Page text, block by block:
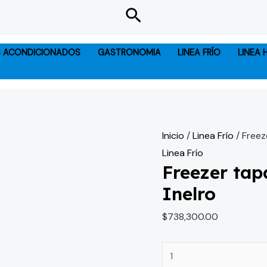
Buscar
ACONDICIONADOS GASTRONOMIA LINEA FRÍO LINEA
Inicio /Linea Frío /
Linea Frío
Freezer
Inelro
$738,300.00
de
-
cantidad